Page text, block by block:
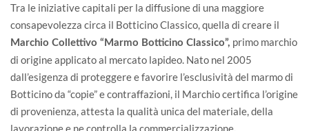
Tra le iniziative capitali per la diffusione di una maggiore
consapevolezza circa il Botticino Classico, quella di creare il
Marchio Collettivo “Marmo Botticino Classico”, primo marchio
di origine applicato al mercato lapideo. Nato nel 2005
dall’esigenza di proteggere e favorire l’esclusività del marmo di
Botticino da “copie” e contraffazioni, il Marchio certifica l’origine
di provenienza, attesta la qualità unica del materiale, della
lavorazione e ne controlla la commercializzazione.